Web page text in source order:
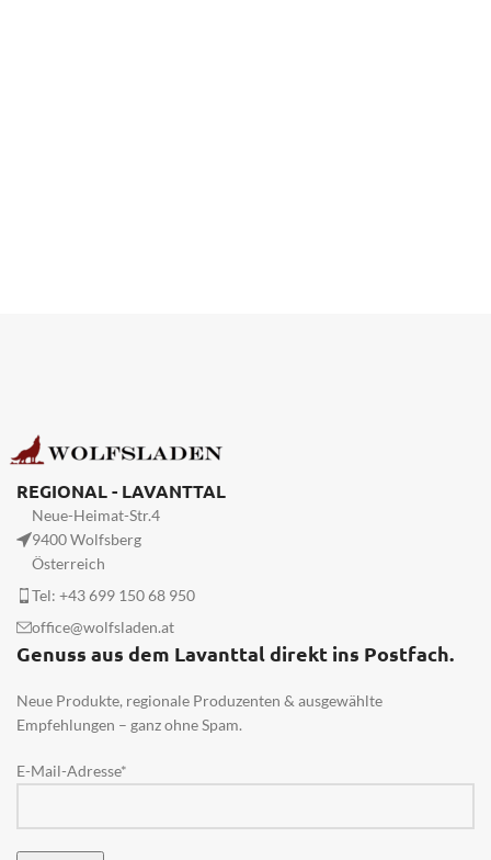
REGIONAL - LAVANTTAL
Neue-Heimat-Str.4
9400 Wolfsberg
Österreich
Tel: +43 699 150 68 950
office@wolfsladen.at
Genuss aus dem Lavanttal direkt ins Postfach.
Neue Produkte, regionale Produzenten & ausgewählte
Empfehlungen – ganz ohne Spam.
E-Mail-Adresse*